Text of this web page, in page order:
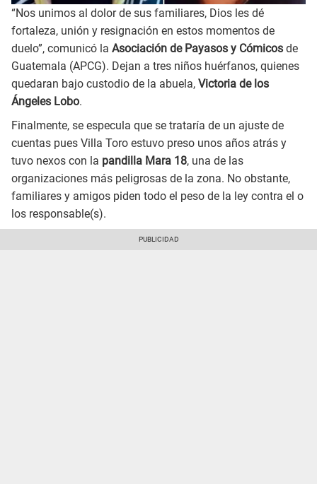
“Nos unimos al dolor de sus familiares, Dios les dé
fortaleza, unión y resignación en estos momentos de
duelo”, comunicó la Asociación de Payasos y Cómicos de
Guatemala (APCG). Dejan a tres niños huérfanos, quienes
quedaran bajo custodio de la abuela, Victoria de los
Ángeles Lobo.
Finalmente, se especula que se trataría de un ajuste de
cuentas pues Villa Toro estuvo preso unos años atrás y
tuvo nexos con la pandilla Mara 18, una de las
organizaciones más peligrosas de la zona. No obstante,
familiares y amigos piden todo el peso de la ley contra el o
los responsable(s).